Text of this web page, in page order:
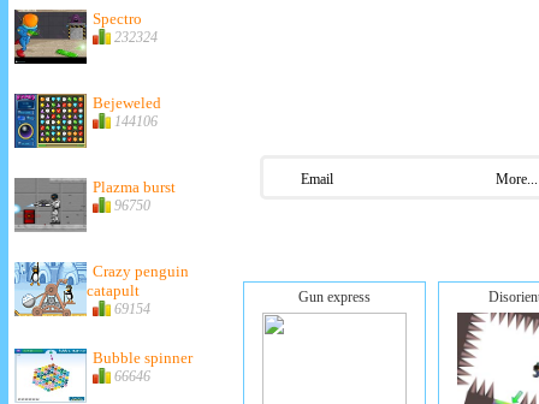
Spectro
232324
Bejeweled
144106
Plazma burst
96750
Crazy penguin
catapult
69154
Bubble spinner
66646
Email More...
Gun express